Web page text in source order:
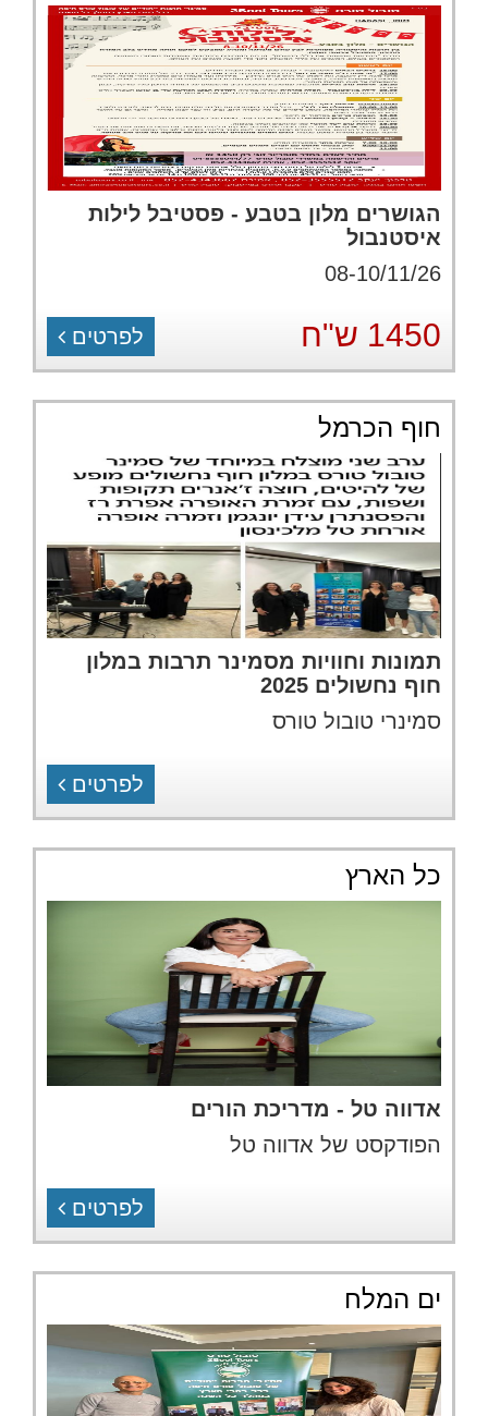
הגושרים מלון בטבע - פסטיבל לילות
איסטנבול
08-10/11/26
1450 ש"ח לפרטים
חוף הכרמל
תמונות וחוויות מסמינר תרבות במלון
חוף נחשולים 2025
סמינרי טובול טורס
לפרטים
כל הארץ
אדווה טל - מדריכת הורים
הפודקסט של אדווה טל
לפרטים
ים המלח